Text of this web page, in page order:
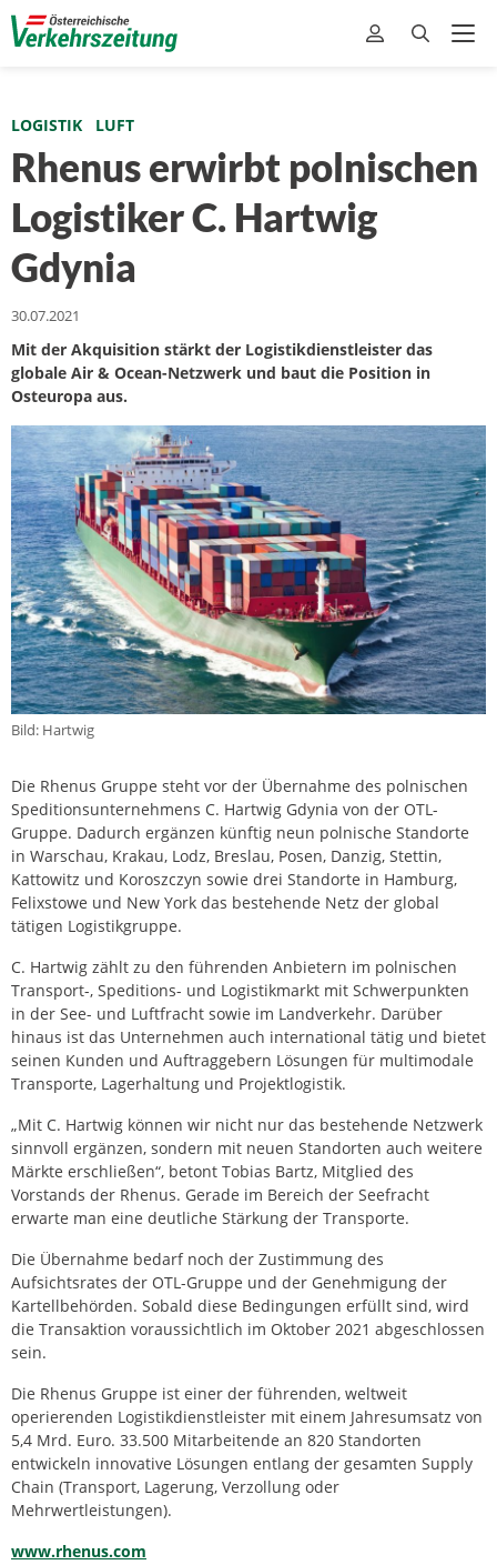
LOGISTIK LUFT
Rhenus erwirbt polnischen
Logistiker C. Hartwig
Gdynia
30.07.2021
Mit der Akquisition stärkt der Logistikdienstleister das
globale Air & Ocean-Netzwerk und baut die Position in
Osteuropa aus.
Bild: Hartwig
Die Rhenus Gruppe steht vor der Übernahme des polnischen
Speditionsunternehmens C. Hartwig Gdynia von der OTL-
Gruppe. Dadurch ergänzen künftig neun polnische Standorte
in Warschau, Krakau, Lodz, Breslau, Posen, Danzig, Stettin,
Kattowitz und Koroszczyn sowie drei Standorte in Hamburg,
Felixstowe und New York das bestehende Netz der global
tätigen Logistikgruppe.
C. Hartwig zählt zu den führenden Anbietern im polnischen
Transport-, Speditions- und Logistikmarkt mit Schwerpunkten
in der See- und Luftfracht sowie im Landverkehr. Darüber
hinaus ist das Unternehmen auch international tätig und bietet
seinen Kunden und Auftraggebern Lösungen für multimodale
Transporte, Lagerhaltung und Projektlogistik.
„Mit C. Hartwig können wir nicht nur das bestehende Netzwerk
sinnvoll ergänzen, sondern mit neuen Standorten auch weitere
Märkte erschließen“, betont Tobias Bartz, Mitglied des
Vorstands der Rhenus. Gerade im Bereich der Seefracht
erwarte man eine deutliche Stärkung der Transporte.
Die Übernahme bedarf noch der Zustimmung des
Aufsichtsrates der OTL-Gruppe und der Genehmigung der
Kartellbehörden. Sobald diese Bedingungen erfüllt sind, wird
die Transaktion voraussichtlich im Oktober 2021 abgeschlossen
sein.
Die Rhenus Gruppe ist einer der führenden, weltweit
operierenden Logistikdienstleister mit einem Jahresumsatz von
5,4 Mrd. Euro. 33.500 Mitarbeitende an 820 Standorten
entwickeln innovative Lösungen entlang der gesamten Supply
Chain (Transport, Lagerung, Verzollung oder
Mehrwertleistungen).
www.rhenus.com